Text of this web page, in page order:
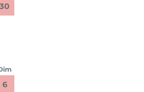
30
6